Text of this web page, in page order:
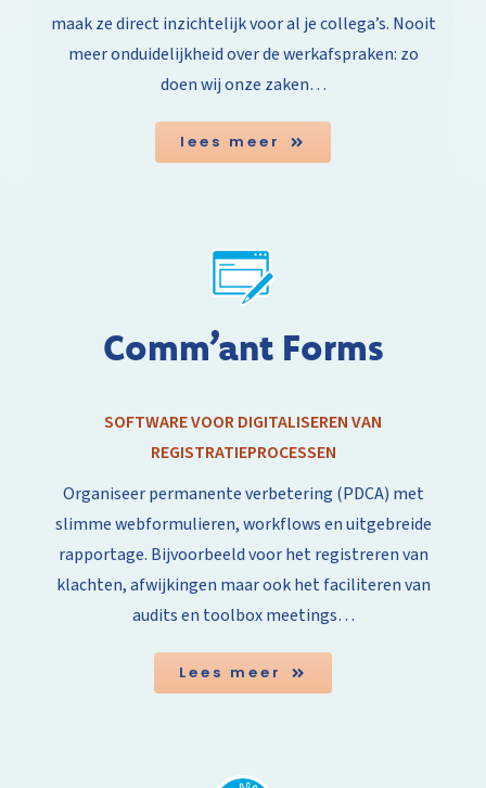
maak ze direct inzichtelijk voor al je collega’s. Nooit
meer onduidelijkheid over de werkafspraken: zo
doen wij onze zaken…
lees meer
Comm’ant Forms
SOFTWARE VOOR DIGITALISEREN VAN
REGISTRATIEPROCESSEN
Organiseer permanente verbetering (PDCA) met
slimme webformulieren, workflows en uitgebreide
rapportage. Bijvoorbeeld voor het registreren van
klachten, afwijkingen maar ook het faciliteren van
audits en toolbox meetings…
Lees meer